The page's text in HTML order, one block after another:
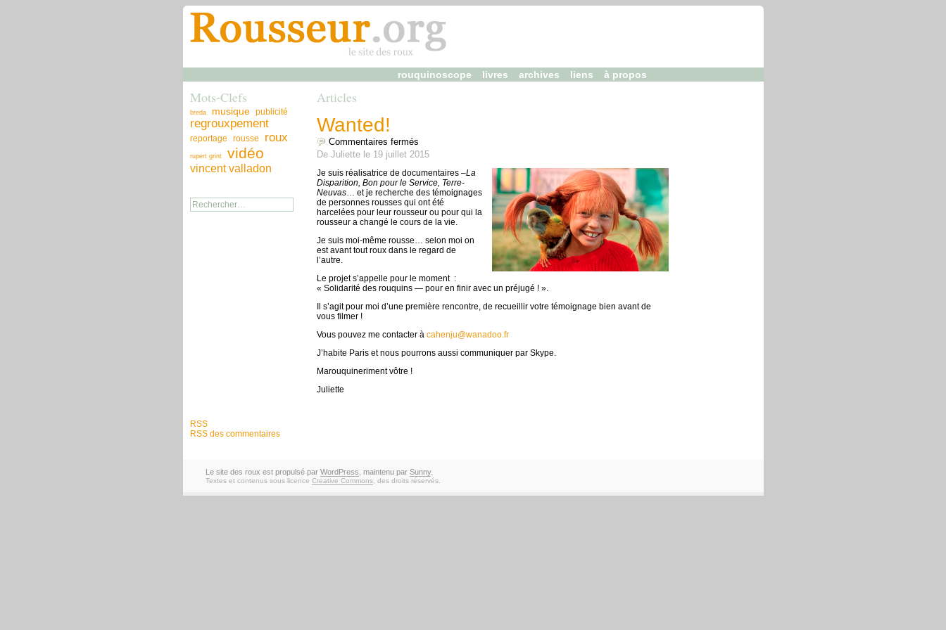
rouquinoscope livres archives liens à propos
Mots-Clefs
breda musique publicité
regrouxpement
reportage rousse roux
rupert grint vidéo
vincent valladon
RSS
RSS des commentaires
Articles
Wanted!
Commentaires ferméssur Wanted!
De Juliettele 19 juillet 2015
Je suis réalisatrice de documentaires –La
Disparition, Bon pour le Service, Terre-
Neuvas… et je recherche des témoignages
de personnes rousses qui ont été
harcelées pour leur rousseur ou pour qui la
rousseur a changé le cours de la vie.
Je suis moi-même rousse… selon moi on
est avant tout roux dans le regard de
l’autre.
Le projet s’appelle pour le moment :
« Solidarité des rouquins — pour en finir avec un préjugé ! ».
Il s’agit pour moi d’une première rencontre, de recueillir votre témoignage bien avant de
vous filmer !
Vous pouvez me contacter à cahenju@wanadoo.fr
J’habite Paris et nous pourrons aussi communiquer par Skype.
Marouquineriment vôtre !
Juliette
Le site des roux est propulsé par WordPress , maintenu par Sunny.
Textes et contenus sous licence Creative Commons, des droits réservés.